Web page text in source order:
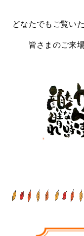
どなたでもご覧い
皆さまのご来